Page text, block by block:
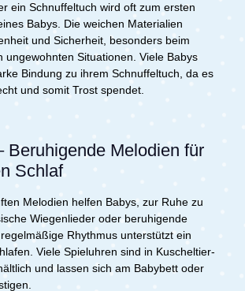
ein Schnuffeltuch wird oft zum ersten
Babys. Die weichen Materialien
und Sicherheit, besonders beim
ungewohnten Situationen. Viele Babys
Bindung zu ihrem Schnuffeltuch, da es
und somit Trost spendet.
Beruhigende Melodien für
Schlaf
Melodien helfen Babys, zur Ruhe zu
Wiegenlieder oder beruhigende
Rhythmus unterstützt ein
Viele Spieluhren sind in Kuscheltier-
und lassen sich am Babybett oder